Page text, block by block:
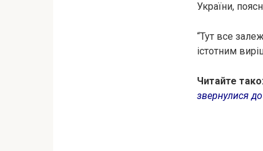
України,
“Тут все
істотним
Читайте
звернулися до